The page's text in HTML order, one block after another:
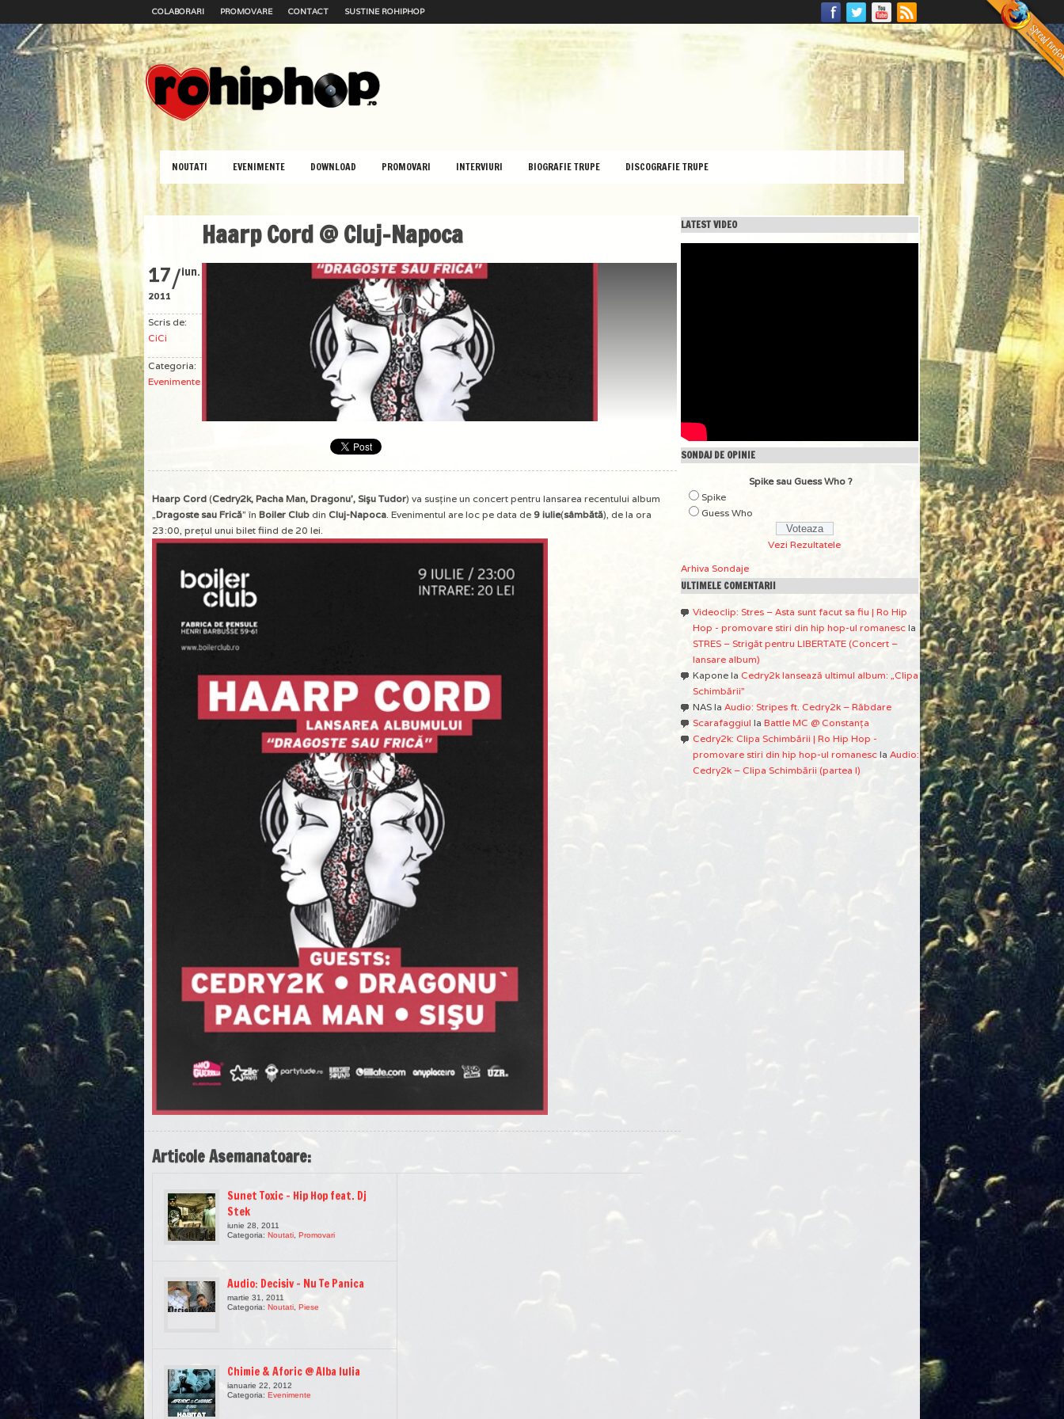
COLABORARI PROMOVARE CONTACT SUSTINE ROHIPHOP
NOUTATI EVENIMENTE DOWNLOAD PROMOVARI INTERVIURI BIOGRAFIE TRUPE DISCOGRAFIE TRUPE
Haarp Cord @ Cluj-Napoca
17/iun.
2011
Scris de:
CiCi
Categoria:
Evenimente
Haarp Cord (Cedry2k, Pacha Man, Dragonu’, Sişu Tudor) va susţine un concert pentru lansarea recentului album
„Dragoste sau Frică” în Boiler Club din Cluj-Napoca. Evenimentul are loc pe data de 9 iulie(sâmbătă), de la ora
23:00, preţul unui bilet fiind de 20 lei.
Articole Asemanatoare:
Sunet Toxic – Hip Hop feat. Dj
Stek
iunie 28, 2011
Categoria: Noutati Promovari
Audio: Decisiv – Nu Te Panica
martie 31, 2011
Categoria: Noutati Piese
Chimie & Aforic @ Alba Iulia
ianuarie 22, 2012
Categoria: Evenimente
LATEST VIDEO
SONDAJ DE OPINIE
Spike sau Guess Who ?
Spike
Guess Who
Vezi Rezultatele
Arhiva Sondaje
ULTIMELE COMENTARII
Videoclip: Stres – Asta sunt facut sa fiu | Ro Hip
Hop - promovare stiri din hip hop-ul romanesc la
STRES – Strigăt pentru LIBERTATE (Concert –
lansare album)
Kapone la Cedry2k lansează ultimul album: „Clipa
Schimbării”
NAS la Audio: Stripes ft. Cedry2k – Răbdare
Scarafaggiul la Battle MC @ Constanţa
Cedry2k: Clipa Schimbării | Ro Hip Hop -
promovare stiri din hip hop-ul romanesc la Audio:
Cedry2k – Clipa Schimbării (partea I)